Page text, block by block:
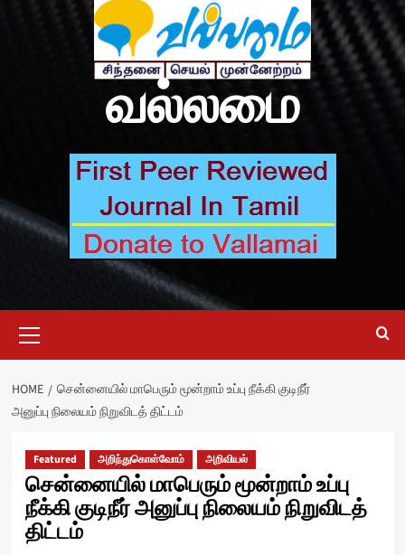
வல்லமை
Menu
HOME
சென்னையில் மாபெரும் மூன்றாம் உப்பு நீக்கி குடிநீர்
அனுப்பு நிலையம் நிறுவிடத் திட்டம்
Featured அறிந்துகொள்வோம் அறிவியல்
சென்னையில் மாபெரும் மூன்றாம் உப்பு
நீக்கி குடிநீர் அனுப்பு நிலையம் நிறுவிடத்
திட்டம்